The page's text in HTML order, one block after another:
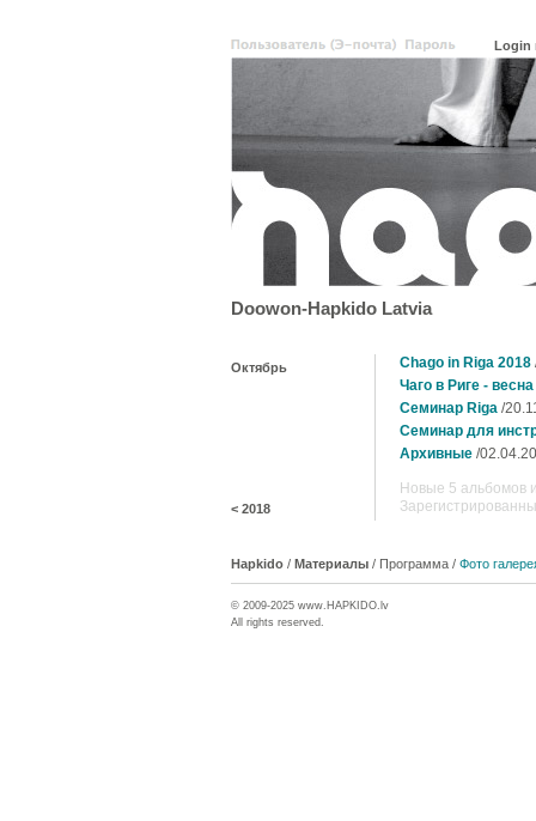
Doowon-Hapkido Latvia
Октябрь Chago in Riga 2018
Чаго в Риге -
Семинар Riga /
Семинар для
Архивные /
Новые 5 альбомов
< 2018
Hapkido / Материалы / Программа / Фото
© 2009-2025 www. HAPKIDO.lv
All rights reserved.